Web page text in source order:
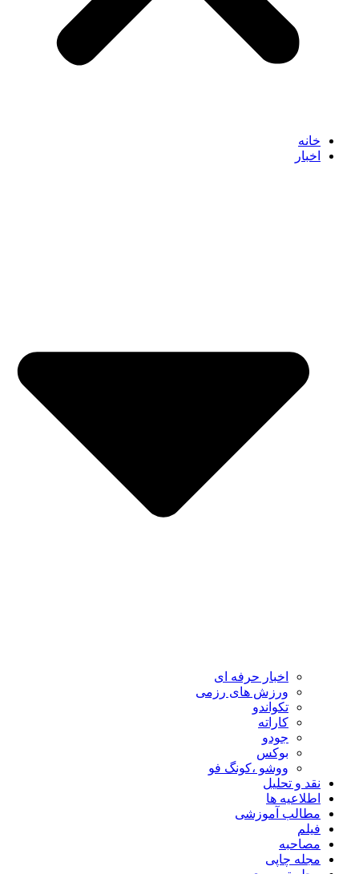
خانه
اخبار
اخبار حرفه ای
ورزش های رزمی
تکواندو
کاراته
جودو
بوکس
ووشو ،کونگ فو
نقد و تحلیل
اطلاعیه ها
مطالب آموزشی
فیلم
مصاحبه
مجله چاپی